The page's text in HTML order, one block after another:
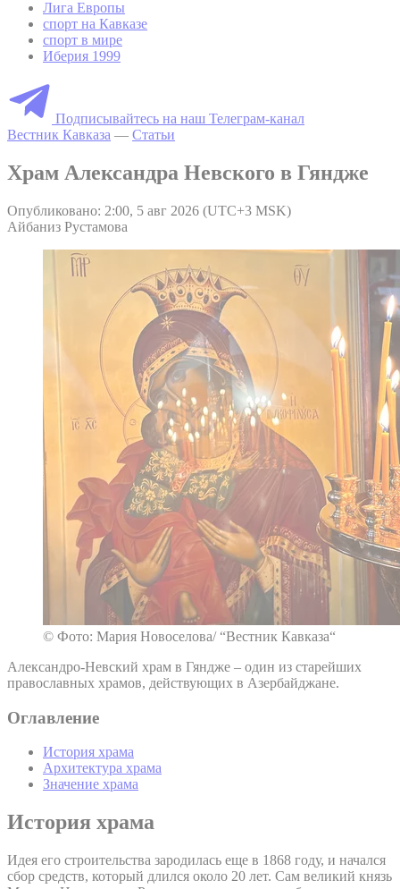
Лига Европы
спорт на Кавказе
спорт в мире
Иберия 1999
Подписывайтесь на наш Телеграм-канал
Вестник Кавказа — Статьи
Храм Александра Невского в Гяндже
Опубликовано: 2:00, 5 авг 2026 (UTC+3 MSK)
Айбаниз Рустамова
© Фото: Мария Новоселова/ “Вестник Кавказа“
Александро-Невский храм в Гяндже – один из старейших
православных храмов, действующих в Азербайджане.
Оглавление
История храма
Архитектура храма
Значение храма
История храма
Идея его строительства зародилась еще в 1868 году, и начался
сбор средств, который длился около 20 лет. Сам великий князь